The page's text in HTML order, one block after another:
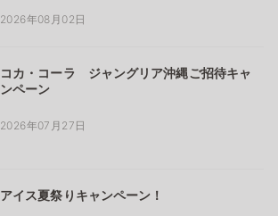
2026年08月02日
コカ・コーラ ジャングリア沖縄ご招待キャ
ンペーン
2026年07月27日
アイス夏祭りキャンペーン！